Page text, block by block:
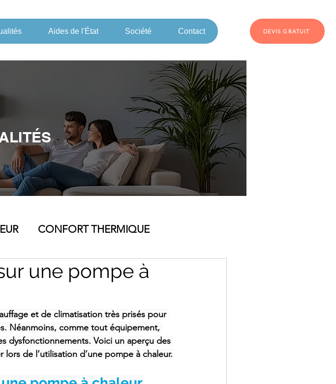
Aides de l'État Société Contact DEVIS GRATUIT
CONFORT THERMIQUE
une pompe à
et de climatisation très prisés pour
Néanmoins, comme tout équipement,
dysfonctionnements. Voici un aperçu des
de l’utilisation d’une pompe à chaleur.